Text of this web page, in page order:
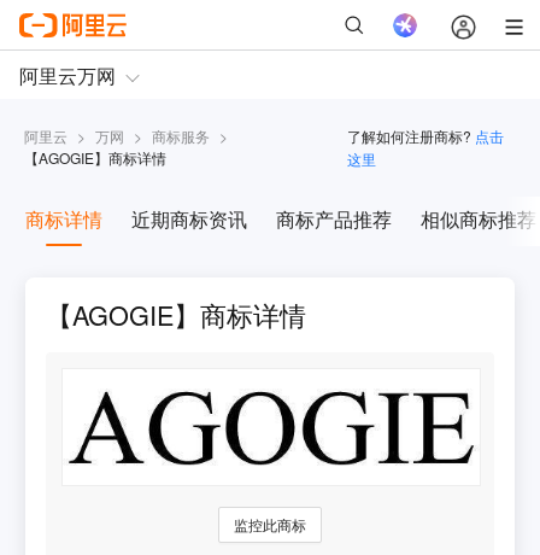
阿里云 > 万网 > 商标服务 >
【AGOGIE】商标详情
了解如何注册商标? 点击
这里
商标详情 近期商标资讯 商标产品推荐 相似商标推荐
【AGOGIE】商标详情
监控此商标